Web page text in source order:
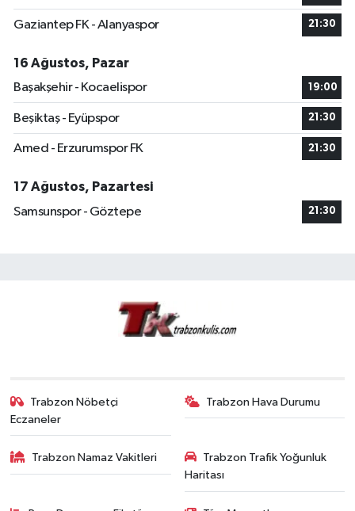
Gaziantep FK - Alanyaspor 21:30
16 Ağustos, Pazar
Başakşehir - Kocaelispor
19:00
Beşiktaş - Eyüpspor 21:30
Amed - Erzurumspor FK 21:30
17 Ağustos, Pazartesi
Samsunspor - Göztepe
21:30
Trabzon Nöbetçi
Eczaneler
Trabzon Hava Durumu
Trabzon Namaz Vakitleri
Trabzon Trafik Yoğunluk
Haritası